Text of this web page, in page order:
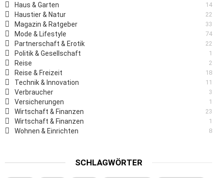
Haus & Garten 14
Haustier & Natur 22
Magazin & Ratgeber 33
Mode & Lifestyle 74
Partnerschaft & Erotik 22
Politik & Gesellschaft 1
Reise 2
Reise & Freizeit 18
Technik & Innovation 11
Verbraucher 3
Versicherungen 1
Wirtschaft & Finanzen 23
Wirtschaft & Finanzen 1
Wohnen & Einrichten 8
SCHLAGWÖRTER